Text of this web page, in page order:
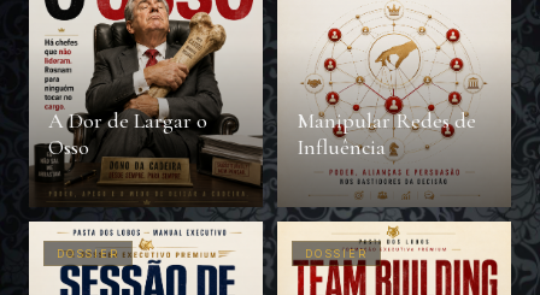
A Dor de Largar o
Osso
Manipular Redes de
Influência
DOSSIER DOSSIER